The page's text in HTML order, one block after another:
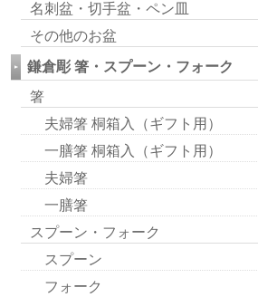
名刺盆・切手盆・ペン皿
その他のお盆
鎌倉彫 箸・スプーン・フォーク
箸
夫婦箸 桐箱入（ギフト用）
一膳箸 桐箱入（ギフト用）
夫婦箸
一膳箸
スプーン・フォーク
スプーン
フォーク